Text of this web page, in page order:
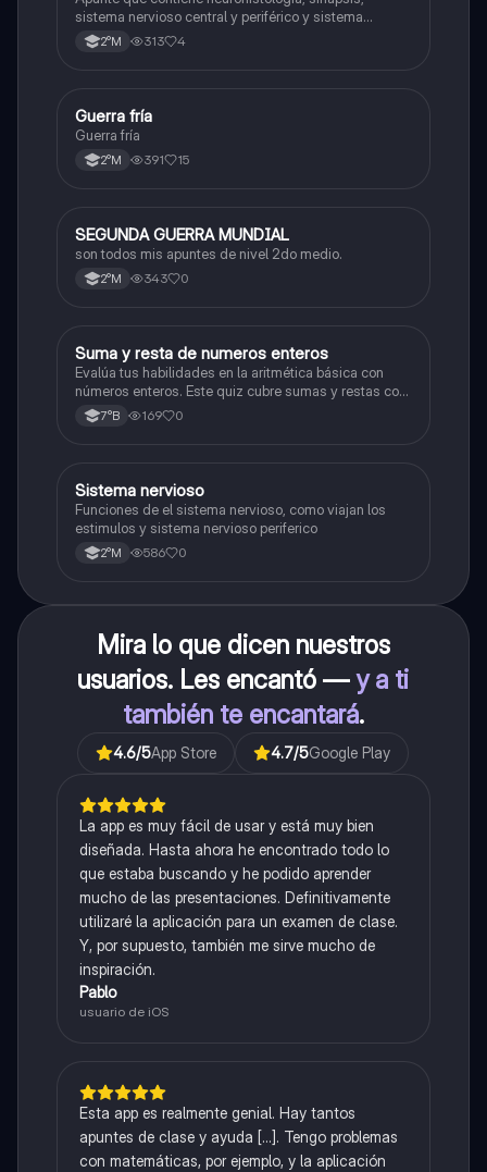
sistema nervioso central y periférico y sistema
endocrino
2°M 313 4
Historia
Guerra fría
Guerra fría
2°M 391 15
Historia
SEGUNDA GUERRA MUNDIAL
son todos mis apuntes de nivel 2do medio.
2°M 343 0
SMatemáticas
Suma y resta de numeros enteros
Evalúa tus habilidades en la aritmética básica con
números enteros. Este quiz cubre sumas y restas con
números positivos y negativos.
7°B 169 0
SBiología
Sistema nervioso
Funciones de el sistema nervioso, como viajan los
estimulos y sistema nervioso periferico
2°M 586 0
Mira lo que dicen nuestros
usuarios. Les encantó —y a ti
también te encantará.
4.6/5App Store 4.7/5Google Play
La app es muy fácil de usar y está muy bien
diseñada. Hasta ahora he encontrado todo lo
que estaba buscando y he podido aprender
mucho de las presentaciones. Definitivamente
utilizaré la aplicación para un examen de clase.
Y, por supuesto, también me sirve mucho de
inspiración.
Pablo
usuario de iOS
Esta app es realmente genial. Hay tantos
apuntes de clase y ayuda [...]. Tengo problemas
con matemáticas, por ejemplo, y la aplicación